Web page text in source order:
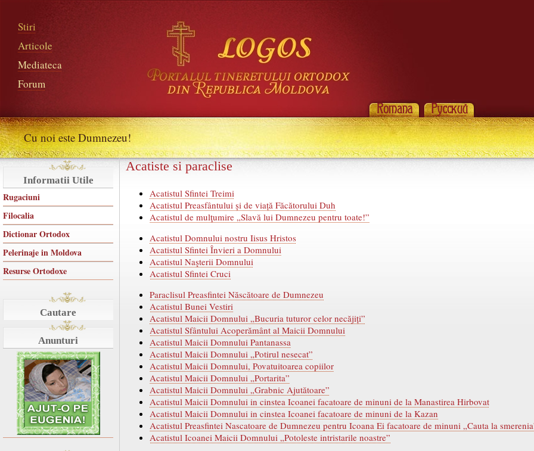
Stiri
Articole
Mediateca
Forum
Cu noi este Dumnezeu!
Informatii Utile
Rugaciuni
Filocalia
Dictionar Ortodox
Pelerinaje in Moldova
Resurse Ortodoxe
Cautare
Anunturi
Acatiste si paraclise
Acatistul Sfintei Treimi
Acatistul Preasfântului și de viață Făcătorului Duh
Acatistul de mulţumire „Slavă lui Dumnezeu pentru toate!”
Acatistul Domnului nostru Iisus Hristos
Acatistul Sfintei Învieri a Domnului
Acatistul Naşterii Domnului
Acatistul Sfintei Cruci
Paraclisul Preasfintei Născătoare de Dumnezeu
Acatistul Bunei Vestiri
Acatistul Maicii Domnului „Bucuria tuturor celor necăjiți”
Acatistul Sfântului Acoperământ al Maicii Domnului
Acatistul Maicii Domnului Pantanassa
Acatistul Maicii Domnului „Potirul nesecat”
Acatistul Maicii Domnului, Povatuitoarea copiilor
Acatistul Maicii Domnului „Portarita”
Acatistul Maicii Domnului „Grabnic Ajutătoare”
Acatistul Maicii Domnului in cinstea Icoanei facatoare de minuni de la Manastirea Hirbovat
Acatistul Maicii Domnului in cinstea Icoanei facatoare de minuni de la Kazan
Acatistul Preasfintei Nascatoare de Dumnezeu pentru Icoana Ei facatoare de minuni „Cauta la
Acatistul Icoanei Maicii Domnului „Potoleste intristarile noastre”